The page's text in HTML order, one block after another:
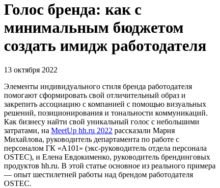
Голос бренда: как с
минимальным бюджетом
создать имидж работодателя
13 октября 2022
Элементы индивидуального стиля бренда работодателя
помогают сформировать свой отличительный образ и
закрепить ассоциацию с компанией с помощью визуальных
решений, позиционирования и тональности коммуникаций.
Как бизнесу найти свой уникальный голос с небольшими
затратами, на MeetUp hh.ru 2022 рассказали Мария
Михайлова, руководитель департамента по работе с
персоналом ГК «А101» (экс-руководитель отдела персонала
OSTEC), и Елена Евдокименко, руководитель брендинговых
продуктов hh.ru. В этой статье основное из реального примера
— опыт шестилетней работы над брендом работодателя
OSTEC.